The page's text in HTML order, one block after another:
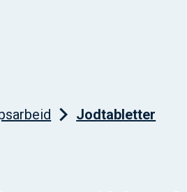
Jodtabletter